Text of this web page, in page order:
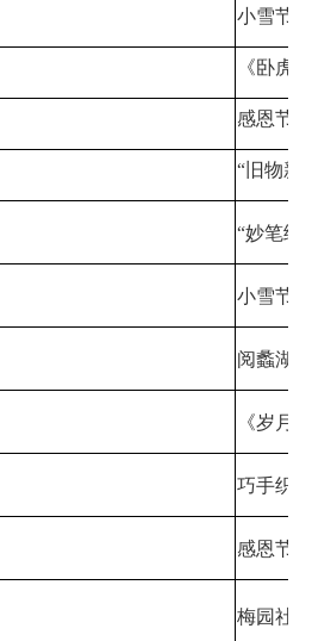
小雪节
《卧虎
感恩节
“旧物新
“妙笔绘
小雪节
阅蠡湖
《岁月
巧手织
感恩节
梅园社